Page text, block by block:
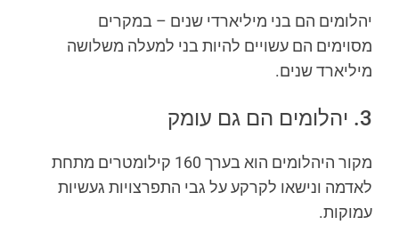
יהלומים הם בני מיליארדי שנים – במקרים
מסוימים הם עשויים להיות בני למעלה משלושה
מיליארד שנים.
3. יהלומים הם גם עומק
מקור היהלומים הוא בערך 160 קילומטרים מתחת
לאדמה ונישאו לקרקע על גבי התפרצויות געשיות
עמוקות.